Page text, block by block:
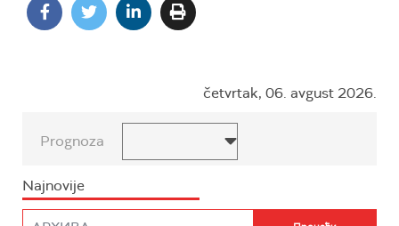
četvrtak, 06. avgust 2026.
Prognoza
Najnovije